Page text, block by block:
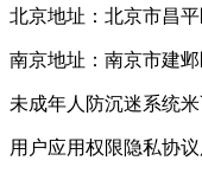
北京地址：北京市昌
南京地址：南京市建
未成年人防沉迷系统
用户应用权限隐私协议